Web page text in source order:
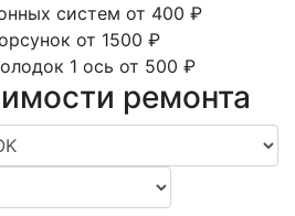
систем от 400 ₽
от 1500 ₽
1 ось от 500 ₽
ремонта